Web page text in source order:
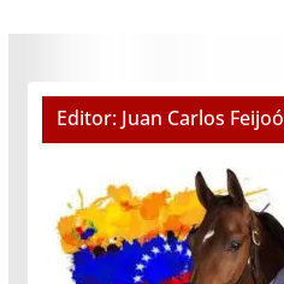
Editor: Juan Carlos Feijoó